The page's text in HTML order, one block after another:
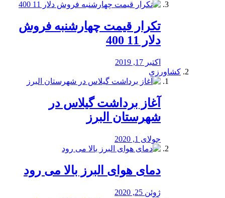
تکرار قیمت چهارشنبه فروش
دلار 11 400
اکتبر 17, 2019
کشاورزی
آغاز برداشت گیلاس در
شهرستان البرز
جولای 1, 2020
دمای هوای البرز بالا می رود
ژوئن 25, 2020